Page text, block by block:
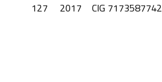
127 2017 CIG 7173587742